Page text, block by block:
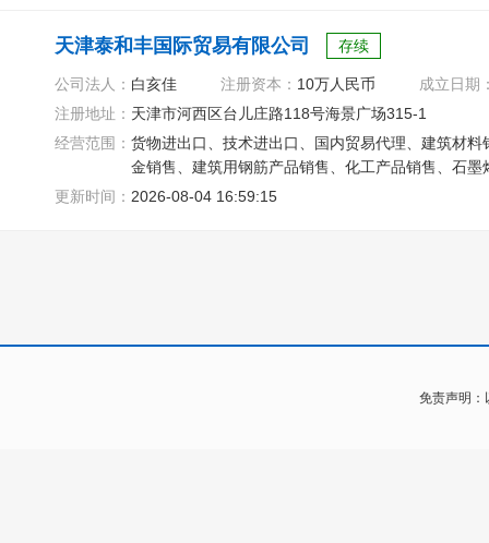
天津泰和丰国际贸易有限公司 存续
公司法人： 白亥佳 注册资本： 10万人民币
成立日期
注册地址： 天津市河西区台儿庄路118号海景广场315-1
经营范围： 货物进出口、技术进出口、国内贸易代理、建筑材
金销售、建筑用钢筋产品销售、化工产品销售、石
更新时间： 2026-08-04 16:59:15
免责声明：